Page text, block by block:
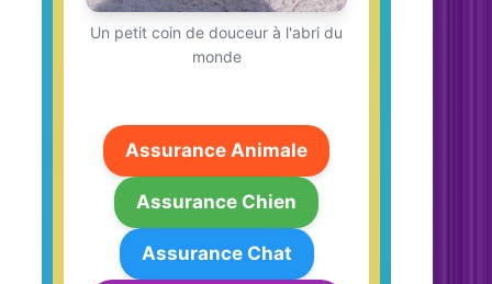
Un petit coin de douceur à l'abri du
monde
Assurance Animale
Assurance Chien
Assurance Chat